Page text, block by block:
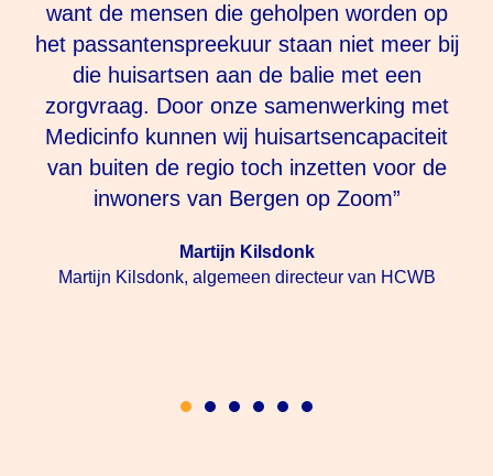
want de mensen die geholpen worden op
het passantenspreekuur staan niet meer bij
die huisartsen aan de balie met een
zorgvraag. Door onze samenwerking met
Medicinfo kunnen wij huisartsencapaciteit
van buiten de regio toch inzetten voor de
inwoners van Bergen op Zoom”
Martijn Kilsdonk
Martijn Kilsdonk, algemeen directeur van HCWB